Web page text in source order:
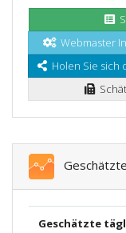
Webmaster
Holen Sie sich
Geschätzte